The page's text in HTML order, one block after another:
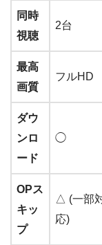
同時
視聴
2台
最高
画質
フルHD
ダウ
ンロ
ード
◯
OPス
キッ
プ
△ (一部
応)